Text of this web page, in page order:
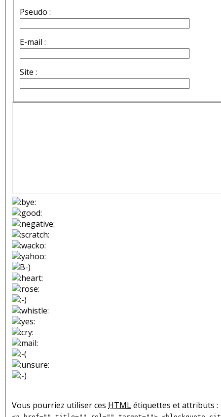
Pseudo :
E-mail :
Site :
Vous pourriez utiliser ces HTMLétiquettes et attributs :